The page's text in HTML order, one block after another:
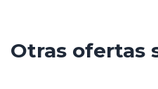
Otras ofertas